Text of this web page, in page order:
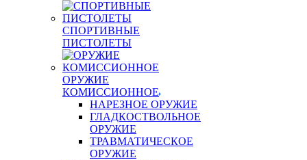
СПОРТИВНЫЕ
ПИСТОЛЕТЫ
ОРУЖИЕ
КОМИССИОННОЕ
НАРЕЗНОЕ ОРУЖИЕ
ГЛАДКОСТВОЛЬНОЕ
ОРУЖИЕ
ТРАВМАТИЧЕСКОЕ
ОРУЖИЕ